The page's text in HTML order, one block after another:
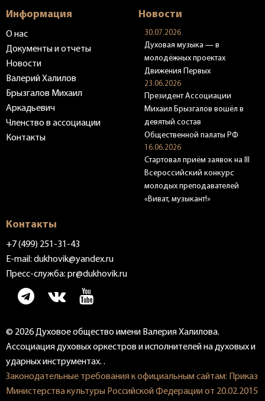
Информация
О нас
Документы и отчеты
Новости
Валерий Халилов
Брызгалов Михаил
Аркадьевич
Членство в ассоциации
Контакты
Новости
30.07.2026
Духовая музыка — в
молодёжных проектах
Движения Первых
23.06.2026
Президент Ассоциации
Михаил Брызгалов вошёл в
девятый состав
Общественной палаты РФ
16.06.2026
Стартовал приём заявок на III
Всероссийский конкурс
молодых преподавателей
«Виват, музыкант!»
Контакты
+7 (499) 251-31-43
E-mail: dukhovik@yandex.ru
Пресс-служба: pr@dukhovik.ru
© 2026 Духовое общество имени Валерия Халилова.
Ассоциация духовых оркестров и исполнителей на духовых и
ударных инструментах. .
Законодательные требования к официальным сайтам: Приказ
Министерства культуры Российской Федерации от 20.02.2015